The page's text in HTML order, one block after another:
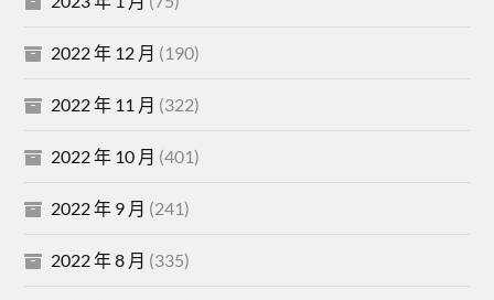
2022 年 12 月 (190)
2022 年 11 月 (322)
2022 年 10 月 (401)
2022 年 9 月 (241)
2022 年 8 月 (335)